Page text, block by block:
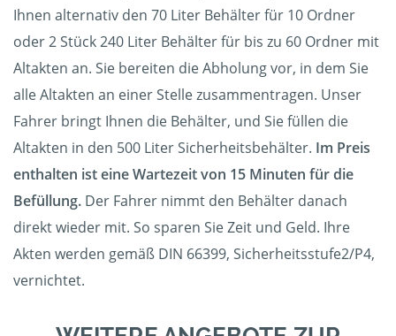
Ihnen alternativ den 70 Liter Behälter für 10 Ordner
oder 2 Stück 240 Liter Behälter für bis zu 60 Ordner mit
Altakten an. Sie bereiten die Abholung vor, in dem Sie
alle Altakten an einer Stelle zusammentragen. Unser
Fahrer bringt Ihnen die Behälter, und Sie füllen die
Altakten in den 500 Liter Sicherheitsbehälter. Im Preis
enthalten ist eine Wartezeit von 15 Minuten für die
Befüllung. Der Fahrer nimmt den Behälter danach
direkt wieder mit. So sparen Sie Zeit und Geld. Ihre
Akten werden gemäß DIN 66399, Sicherheitsstufe2/P4,
vernichtet.